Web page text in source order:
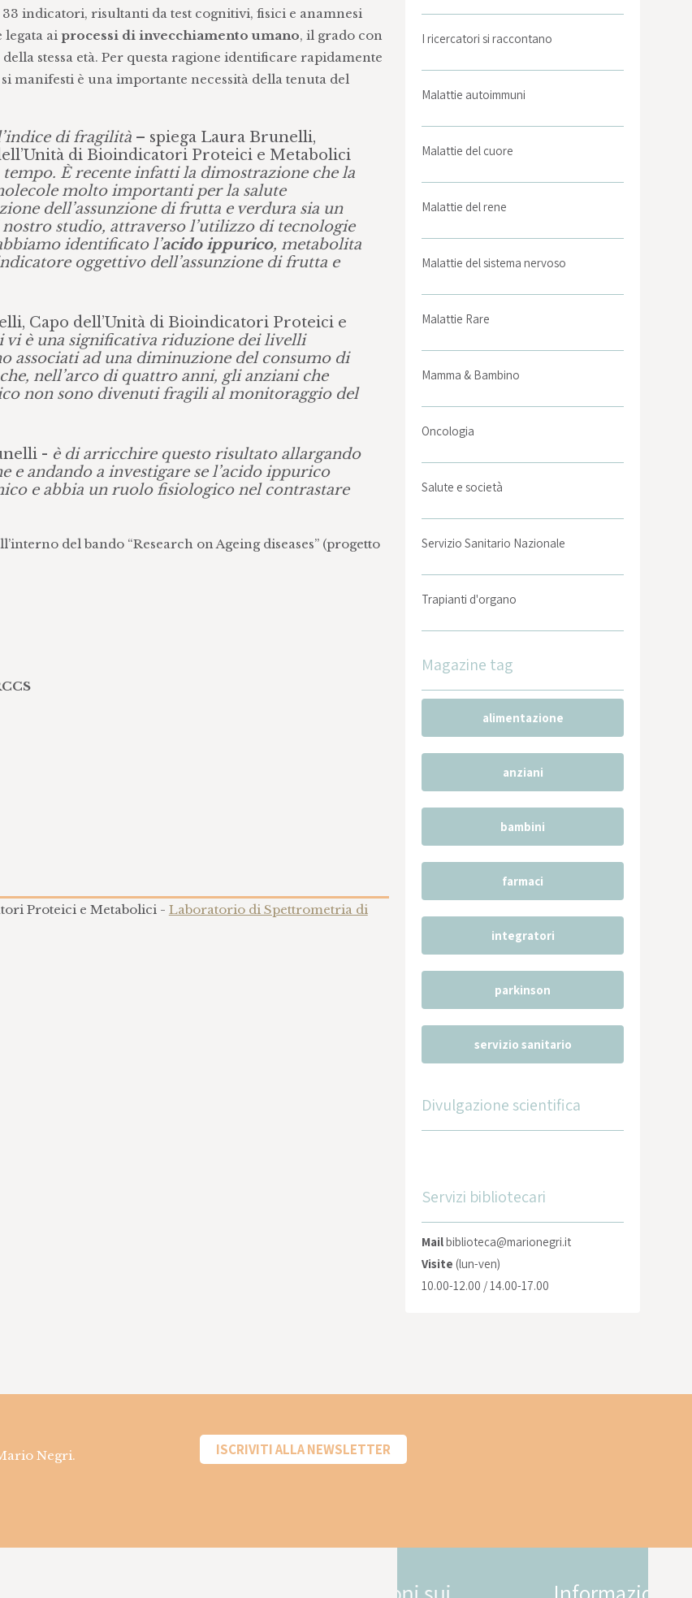
indicatori, risultanti da test cognitivi, fisici e anamnesi
legata ai processi di invecchiamento umano, il grado con
stessa età. Per questa ragione identificare rapidamente
manifesti è una importante necessità della tenuta del
di fragilità– spiega Laura Brunelli,
di Bioindicatori Proteici e Metabolici
È recente infatti la dimostrazione che la
molto importanti per la salute
dell’assunzione di frutta e verdura sia un
studio, attraverso l’utilizzo di tecnologie
identificato l’acido ippurico, metabolita
oggettivo dell’assunzione di frutta e
Capo dell’Unità di Bioindicatori Proteici e
vi è una significativa riduzione dei livelli
associati ad una diminuzione del consumo di
nell’arco di quattro anni, gli anziani che
non sono divenuti fragili al monitoraggio del
- è di arricchire questo risultato allargando
andando a investigare se l’acido ippurico
e abbia un ruolo fisiologico nel contrastare
del bando “Research on Ageing diseases” (progetto
Proteici e Metabolici - Laboratorio di Spettrometria di
I ricercatori si raccontano
Malattie autoimmuni
Malattie del cuore
Malattie del rene
Malattie del sistema nervoso
Malattie Rare
Mamma & Bambino
Oncologia
Salute e società
Servizio Sanitario Nazionale
Trapianti d'organo
Magazine tag
alimentazione
anziani
bambini
farmaci
integratori
parkinson
servizio sanitario
Divulgazione scientifica
Servizi bibliotecari
Mailbiblioteca@marionegri.it
Visite (lun-ven)
10.00-12.00 / 14.00-17.00
Negri. ISCRIVITI ALLA NEWSLETTER